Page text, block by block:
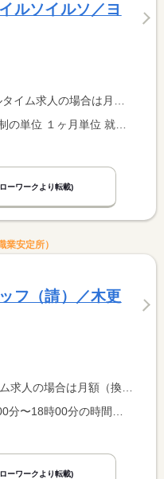
ルソイルソ／ヨ
ート求人の場合は時間額を表示しています。
変形労働時間制 変形労働時間制の単位 １ヶ月単位 就業時間１ 9時30分〜18時30分 就業時間２ 11時30分〜20時30分
ーワークより転載)
安定所）
フ（請）／木更
パート求人の場合は時間額を表示しています。
交替制（シフト制） 又は 9時00分〜18時00分の時間の間の6時間以上 就業時間に関する特記事項 勤務時間応相談
ーワークより転載)